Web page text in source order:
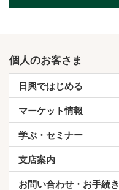
個人のお客さま
日興ではじめる
マーケット情報
学ぶ・セミナー
支店案内
お問い合わせ・お手続き